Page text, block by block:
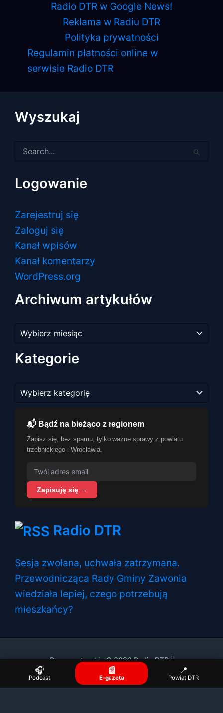
Radio DTR w Google News!
Reklama w Radiu DTR
Polityka prywatności
Regulamin płatności online w
serwisie Radio DTR
Wyszukaj
dla:
Logowanie
Zarejestruj się
Zaloguj się
Kanał wpisów
Kanał komentarzy
WordPress.org
Archiwum artykułów
artykułów
Kategorie
📬 Bądź na bieżąco z regionem
Zapisz się, bez spamu, tylko ważne sprawy z powiatu
trzebnickiego i Wrocławia.
Zapisuję się →
Radio DTR
Sesja zwołana, uchwała zatrzymana.
Przewodnicząca Rady Gminy Zawonia
wiedziała lepiej, czego potrzebują
mieszkańcy?
Prawa autorskie © 2026 Radio DTR |
🎧
Podcast
📰
E-gazeta
📍
Powiat DTR